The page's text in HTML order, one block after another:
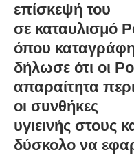
επίσκεψή του
σε καταυλισμό
όπου
δήλωσε ότι οι
απαραίτητα
οι συνθήκες
υγιεινής στους
δύσκολο να